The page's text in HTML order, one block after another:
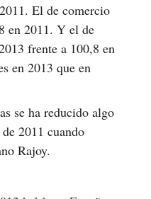
El de comercio
en 2011. Y el de
frente a 100,8 en
en 2013 que en
se ha reducido algo
2011 cuando
Rajoy.